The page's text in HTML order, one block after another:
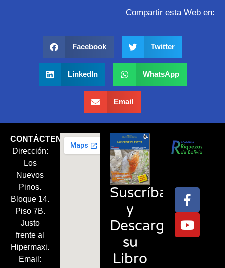
Compartir esta Web en:
Facebook Twitter
LinkedIn WhatsApp
Email
CONTÁCTENOS
Dirección:
Los
Nuevos
Pinos.
Bloque 14.
Piso 7B.
Justo
frente al
Hipermaxi.
Email:
Suscríbase
y
Descargue
su
Libro